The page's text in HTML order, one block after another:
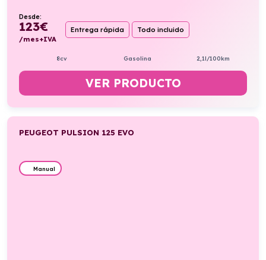
Desde:
123€
/mes+IVA
Entrega rápida Todo incluido
8cv Gasolina 2,1l/100km
VER PRODUCTO
PEUGEOT PULSION 125 EVO
Manual